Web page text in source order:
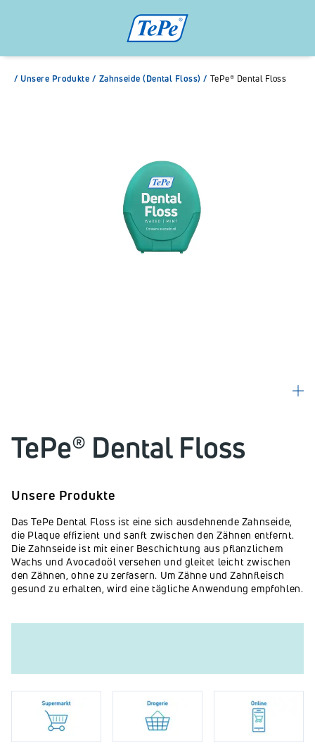
/ Unsere Produkte / Zahnseide (Dental Floss) / TePe® Dental Floss
TePe® Dental Floss
Unsere Produkte
Das TePe Dental Floss ist eine sich ausdehnende Zahnseide,
die Plaque effizient und sanft zwischen den Zähnen entfernt.
Die Zahnseide ist mit einer Beschichtung aus pflanzlichem
Wachs und Avocadoöl versehen und gleitet leicht zwischen
den Zähnen, ohne zu zerfasern. Um Zähne und Zahnfleisch
gesund zu erhalten, wird eine tägliche Anwendung empfohlen.